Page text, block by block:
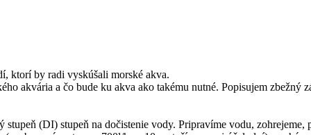
ktorí by radi vyskúšali morské akva.
akvária a čo bude ku akva ako takému nutné. Popisujem zbežný
(DI) stupeň na dočistenie vody. Pripravíme vodu,